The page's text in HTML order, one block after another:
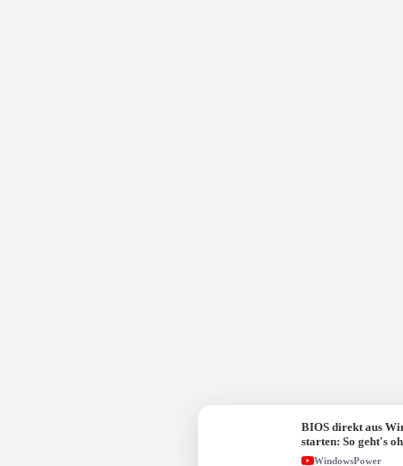
BIOS direkt aus
starten: So geht's
Taste!WindowsPower